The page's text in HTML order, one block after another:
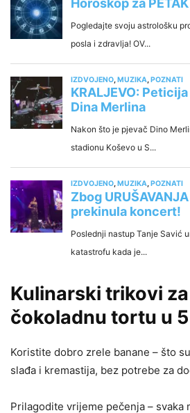
Kulinarski trikovi
čokoladnu tortu u
Koristite dobro zrele banane – što
slađa i kremastija, bez potrebe za
Prilagodite vrijeme pečenja – svaka